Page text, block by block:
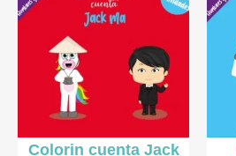
Colorin cuenta Jack